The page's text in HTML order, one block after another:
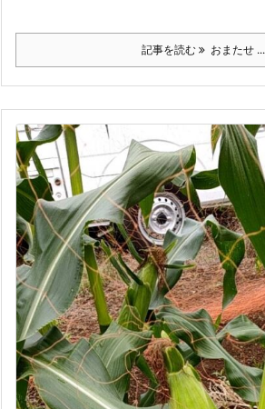
記事を読む おまたせ ...